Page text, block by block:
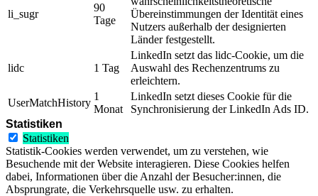
li_sugr
90
Tage
Übereinstimmungen der Identität eines
Nutzers außerhalb der designierten
Länder festgestellt.
lidc 1 Tag
LinkedIn setzt das lidc-Cookie, um die
Auswahl des Rechenzentrums zu
erleichtern.
UserMatchHistory
1
Monat
LinkedIn setzt dieses Cookie für die
Synchronisierung der LinkedIn Ads ID.
Statistiken
Statistiken
Statistik-Cookies werden verwendet, um zu verstehen, wie
Besuchende mit der Website interagieren. Diese Cookies helfen
dabei, Informationen über die Anzahl der Besucher:innen, die
Absprungrate, die Verkehrsquelle usw. zu erhalten.